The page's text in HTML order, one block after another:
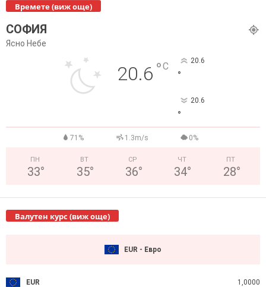
Времете (виж още)
СОФИЯ
Ясно Небе
20.6 °C 20.6
°
20.6
°
71% 1.3m/s 0%
ПН
33°
ВТ
35°
СР
36°
ЧТ
34°
ПТ
28°
Валутен курс (виж още)
EUR - Евро
EUR 1,0000